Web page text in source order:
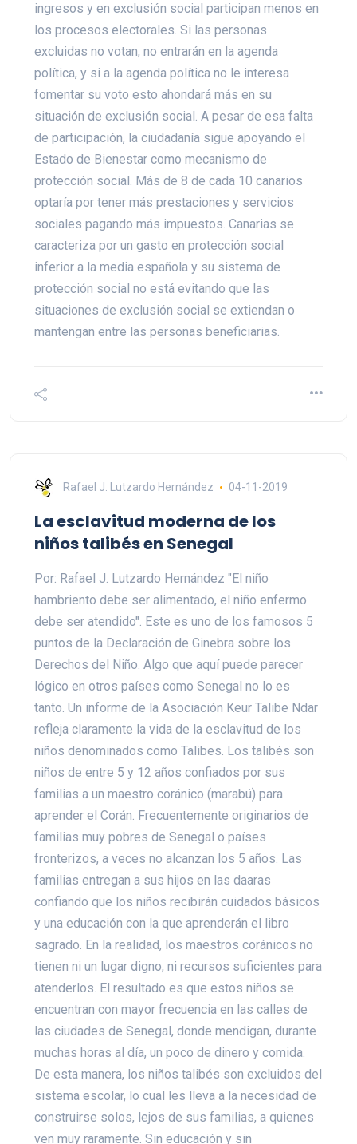
ingresos y en exclusión social participan menos en
los procesos electorales. Si las personas
excluidas no votan, no entrarán en la agenda
política, y si a la agenda política no le interesa
fomentar su voto esto ahondará más en su
situación de exclusión social. A pesar de esa falta
de participación, la ciudadanía sigue apoyando el
Estado de Bienestar como mecanismo de
protección social. Más de 8 de cada 10 canarios
optaría por tener más prestaciones y servicios
sociales pagando más impuestos. Canarias se
caracteriza por un gasto en protección social
inferior a la media española y su sistema de
protección social no está evitando que las
situaciones de exclusión social se extiendan o
mantengan entre las personas beneficiarias.
Rafael J. Lutzardo Hernández 04-11-2019
La esclavitud moderna de los
niños talibés en Senegal
Por: Rafael J. Lutzardo Hernández "El niño
hambriento debe ser alimentado, el niño enfermo
debe ser atendido". Este es uno de los famosos 5
puntos de la Declaración de Ginebra sobre los
Derechos del Niño. Algo que aquí puede parecer
lógico en otros países como Senegal no lo es
tanto. Un informe de la Asociación Keur Talibe Ndar
refleja claramente la vida de la esclavitud de los
niños denominados como Talibes. Los talibés son
niños de entre 5 y 12 años confiados por sus
familias a un maestro coránico (marabú) para
aprender el Corán. Frecuentemente originarios de
familias muy pobres de Senegal o países
fronterizos, a veces no alcanzan los 5 años. Las
familias entregan a sus hijos en las daaras
confiando que los niños recibirán cuidados básicos
y una educación con la que aprenderán el libro
sagrado. En la realidad, los maestros coránicos no
tienen ni un lugar digno, ni recursos suficientes para
atenderlos. El resultado es que estos niños se
encuentran con mayor frecuencia en las calles de
las ciudades de Senegal, donde mendigan, durante
muchas horas al día, un poco de dinero y comida.
De esta manera, los niños talibés son excluidos del
sistema escolar, lo cual les lleva a la necesidad de
construirse solos, lejos de sus familias, a quienes
ven muy raramente. Sin educación y sin